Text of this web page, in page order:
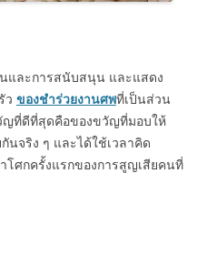
และการสนับสนุน และแสดง
ว ของชำร่วยงานศพที่เป็นส่วน
ญที่ดีที่สุดคือของขวัญที่มอบให้
นจริง ๆ และได้ใช้เวลาคิด
โศกครั้งแรกของการสูญเสียคนที่